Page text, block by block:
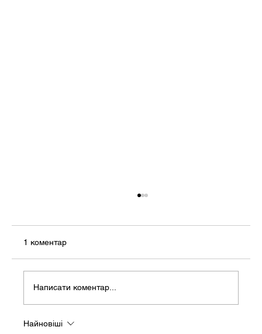
Підсумки травня для нашої організації.
1 коментар
Написати коментар...
Найновіші